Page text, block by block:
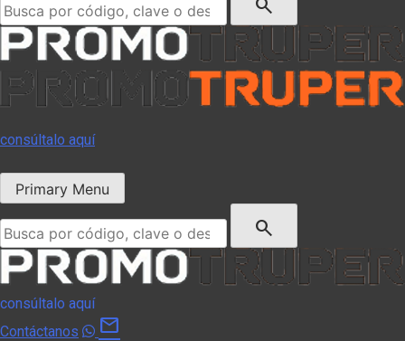
consúltalo aquí
Primary Menu
search
consúltalo aquí
Contáctanos
mail